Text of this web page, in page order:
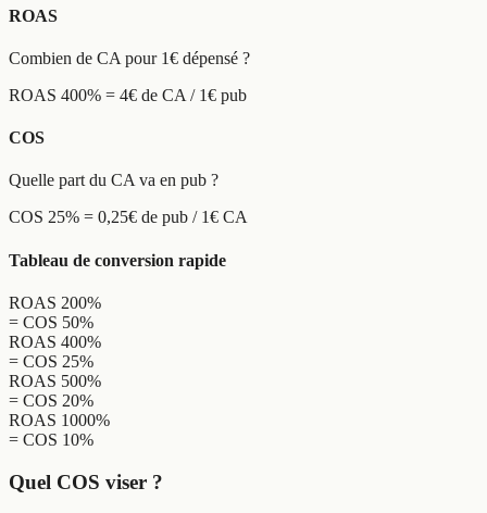
ROAS
Combien de CA pour 1€ dépensé ?
ROAS 400% = 4€ de CA / 1€ pub
COS
Quelle part du CA va en pub ?
COS 25% = 0,25€ de pub / 1€ CA
Tableau de conversion rapide
ROAS 200%
= COS 50%
ROAS 400%
= COS 25%
ROAS 500%
= COS 20%
ROAS 1000%
= COS 10%
Quel COS viser ?